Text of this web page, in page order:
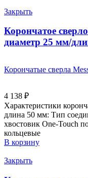
Закрыть
Корончатое
диаметр 25 мм/
Корончатые сверла
4 138 ₽
Характеристики
длина 50 мм: Тип
хвостовик Оne-Touch
кольцевые
В корзину
Закрыть